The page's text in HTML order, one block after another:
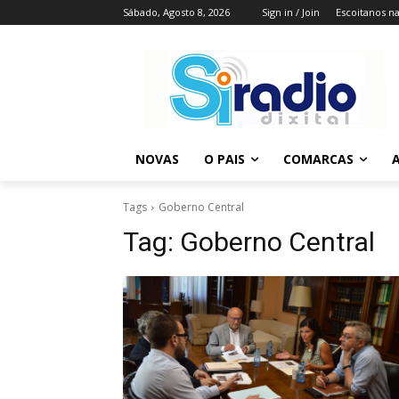
Sábado, Agosto 8, 2026 Sign in / Join Escoitanos
NOVAS O PAIS COMARCAS
Tags Goberno Central
Tag: Goberno Central